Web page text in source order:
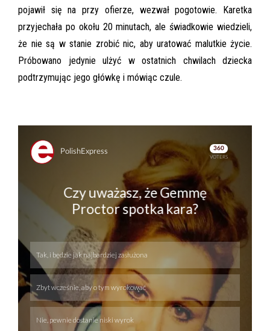
pojawił się na przy ofierze, wezwał pogotowie. Karetka
przyjechała po okołu 20 minutach, ale świadkowie wiedzieli,
że nie są w stanie zrobić nic, aby uratować malutkie życie.
Próbowano jedynie ulżyć w ostatnich chwilach dziecka
podtrzymując jego główkę i mówiąc czule.
Skip